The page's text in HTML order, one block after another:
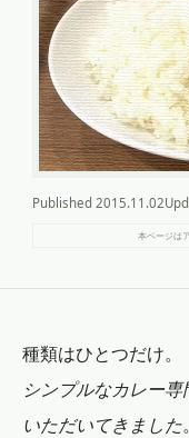
Published 2015.11.02
本ページは
種類はひとつだけ。
シンプルなカレー
いただいてきました。